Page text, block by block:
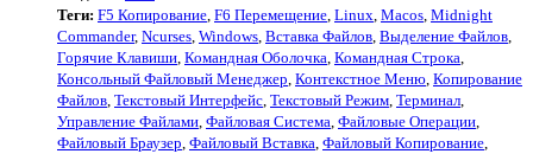
Теги: F5 Копирование, F6 Перемещение, Linux, Macos, Midnight
Commander, Ncurses, Windows, Вставка Файлов, Выделение Файлов,
Горячие Клавиши, Командная Оболочка, Командная Строка,
Консольный Файловый Менеджер, Контекстное Меню, Копирование
Файлов, Текстовый Интерфейс, Текстовый Режим, Терминал,
Управление Файлами, Файловая Система, Файловые Операции,
Файловый Браузер, Файловый Вставка, Файловый Копирование,